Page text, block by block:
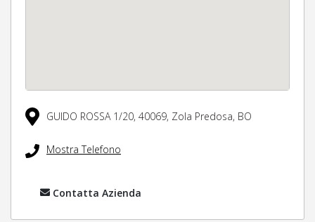
GUIDO ROSSA 1/20, 40069, Zola Predosa, BO
Mostra Telefono
Contatta Azienda